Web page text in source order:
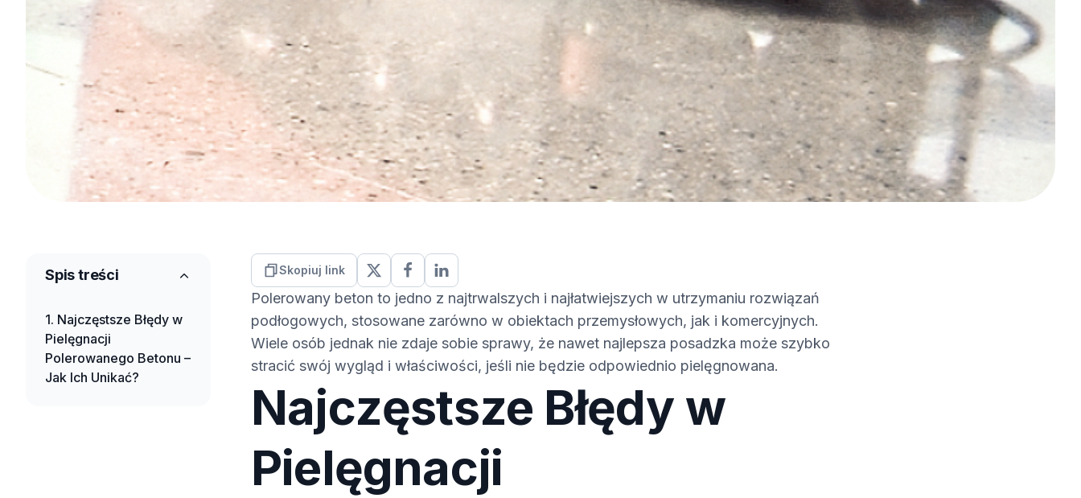
Spis treści
Najczęstsze Błędy w
Pielęgnacji
Polerowanego Betonu –
Jak Ich Unikać?
Skopiuj link
Polerowany beton to jedno z najtrwalszych i najłatwiejszych w utrzymaniu rozwiązań
podłogowych, stosowane zarówno w obiektach przemysłowych, jak i komercyjnych.
Wiele osób jednak nie zdaje sobie sprawy, że nawet najlepsza posadzka może szybko
stracić swój wygląd i właściwości, jeśli nie będzie odpowiednio pielęgnowana.
Najczęstsze Błędy w
Pielęgnacji